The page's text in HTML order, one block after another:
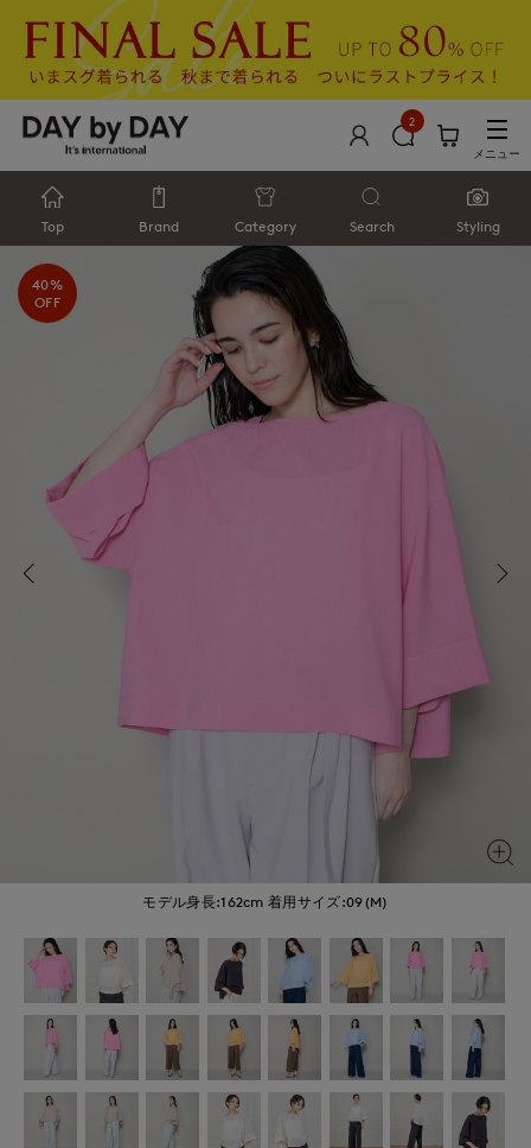
2
メニュー
Top Brand Category Search Styling
モデル身長:162cm 着用サイズ:09(M)
40%
OFF